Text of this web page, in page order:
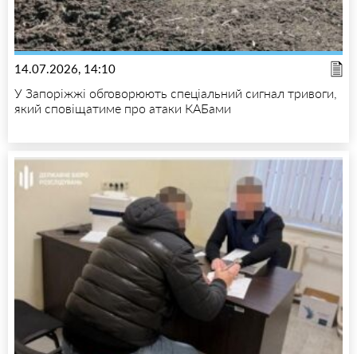
14.07.2026, 14:10
У Запоріжжі обговорюють спеціальний сигнал тривоги,
який сповіщатиме про атаки КАБами